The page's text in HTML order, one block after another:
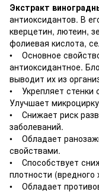
Экстракт
антиоксидантов. В
кверцетин, лютеин,
фолиевая кислота,
• Основное
антиоксидантное.
выводит их из
• Укрепляет стенки
Улучшает
• Снижает риск
заболеваний.
• Обладает
свойствами.
• Способствует
плотности (вредного
• Обладает